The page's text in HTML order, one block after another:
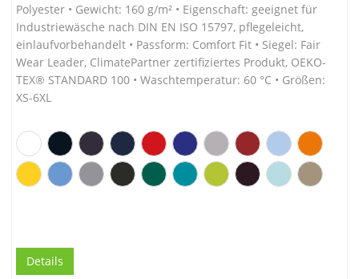
Polyester • Gewicht: 160 g/m² • Eigenschaft: geeignet für
Industriewäsche nach DIN EN ISO 15797, pflegeleicht,
einlaufvorbehandelt • Passform: Comfort Fit • Siegel: Fair
Wear Leader, ClimatePartner zertifiziertes Produkt, OEKO-
TEX® STANDARD 100 • Waschtemperatur: 60 °C • Größen:
XS-6XL
Details